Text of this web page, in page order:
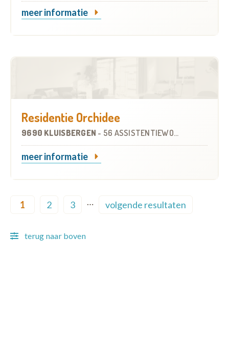
meer informatie
Residentie Orchidee
9690 KLUISBERGEN - 56 ASSISTENTIEWONINGEN
meer informatie
1 2 3
…
volgende resultaten
terug naar boven